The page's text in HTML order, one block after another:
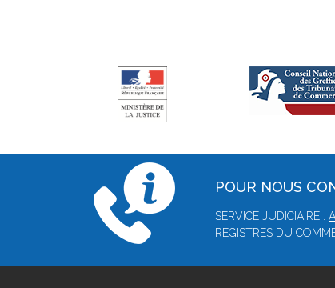
POUR NOUS
SERVICE JUDICIAIRE :
REGISTRES DU